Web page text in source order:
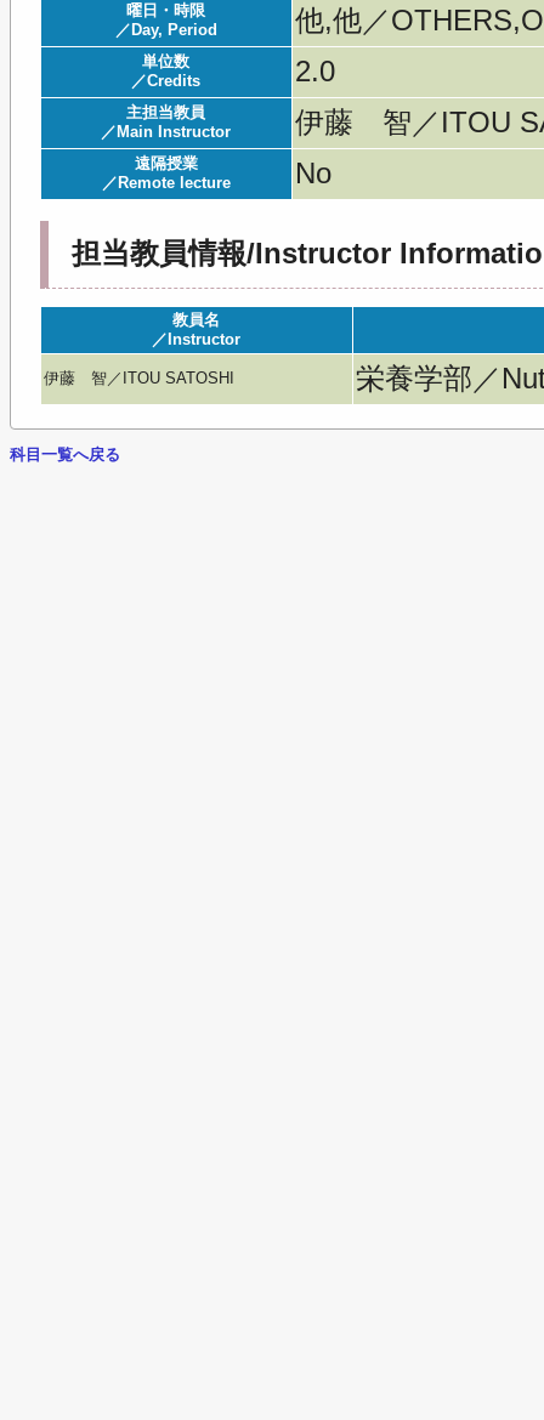
曜日・時限
／Day, Period
他,他／
単位数
／Credits
2.0
主担当教員
／Main Instructor
伊藤 智／ITOU
遠隔授業
／Remote lecture
No
担当教員情報/Instructor
教員名
／Instructor
伊藤 智／ITOU SATOSHI 栄養学部／
科目一覧へ戻る